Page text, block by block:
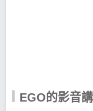
EGO的影音